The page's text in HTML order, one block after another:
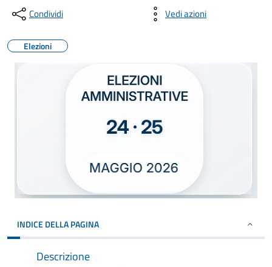
Condividi Vedi azioni
Elezioni
INDICE DELLA PAGINA
Descrizione